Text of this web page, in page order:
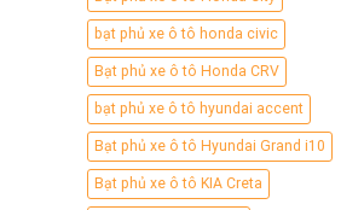
bạt phủ xe ô tô honda civic
Bạt phủ xe ô tô Honda CRV
bạt phủ xe ô tô hyundai accent
Bạt phủ xe ô tô Hyundai Grand i10
Bạt phủ xe ô tô KIA Creta